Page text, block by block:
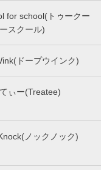
for school(トゥークー
スクール)
ドープウインク)
ぃー(Treatee)
ノックノック)